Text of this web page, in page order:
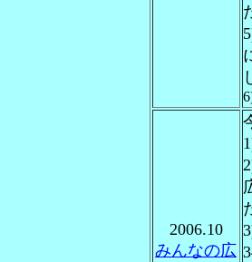
2006.10
みんなの広